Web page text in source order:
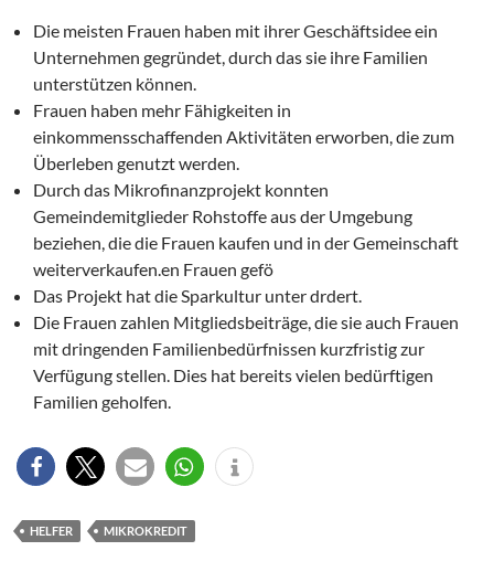
Die meisten Frauen haben mit ihrer Geschäftsidee ein
Unternehmen gegründet, durch das sie ihre Familien
unterstützen können.
Frauen haben mehr Fähigkeiten in
einkommensschaffenden Aktivitäten erworben, die zum
Überleben genutzt werden.
Durch das Mikrofinanzprojekt konnten
Gemeindemitglieder Rohstoffe aus der Umgebung
beziehen, die die Frauen kaufen und in der Gemeinschaft
weiterverkaufen.en Frauen gefö
Das Projekt hat die Sparkultur unter drdert.
Die Frauen zahlen Mitgliedsbeiträge, die sie auch Frauen
mit dringenden Familienbedürfnissen kurzfristig zur
Verfügung stellen. Dies hat bereits vielen bedürftigen
Familien geholfen.
HELFER MIKROKREDIT